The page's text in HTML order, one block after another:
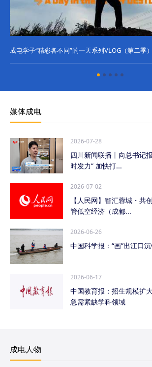
成电学子“精彩各不同”的一天系列VLOG（第二季）
媒体成电
2026-07-28
四川新闻联播丨向总书记
时发力” 加快打...
2026-07-02
【人民网】智汇蓉城・共
管低空经济（成都...
2026-06-26
中国科学报：“画”出江口
2026-06-17
中国教育报：招生规模扩
急需紧缺学科领域
成电人物